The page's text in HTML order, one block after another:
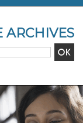
ARCHIVES